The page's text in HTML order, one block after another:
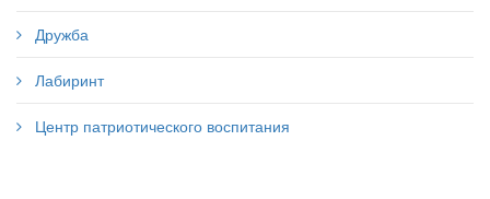
Дружба
Лабиринт
Центр патриотического воспитания